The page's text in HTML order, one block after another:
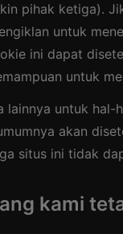
pihak ketiga).
untuk
ini dapat
untuk
lainnya untuk
akan
situs ini tidak
kami